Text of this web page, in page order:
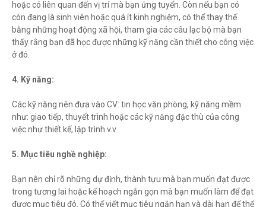
hoặc có liên quan đến vị trí mà bạn ứng tuyển. Còn nếu bạn có
còn đang là sinh viên hoặc quá ít kinh nghiệm, có thể thay thế
bằng những hoạt động xã hội, tham gia các câu lạc bộ mà bạn
thấy rằng bạn đã học được những kỹ năng cần thiết cho công việc
ở đó.
4. Kỹ năng:
Các kỹ năng nên đưa vào CV: tin học văn phòng, kỹ năng mềm
như: giao tiếp, thuyết trình hoặc các kỹ năng đặc thù của công
việc như thiết kế, lập trình v.v
5. Mục tiêu nghề nghiệp:
Bạn nên chỉ rõ những dự định, thành tựu mà bạn muốn đạt được
trong tương lai hoặc kế hoạch ngắn gọn mà bạn muốn làm để đạt
được mục tiêu đó. Có thể viết mục tiêu ngắn hạn và dài hạn để thể